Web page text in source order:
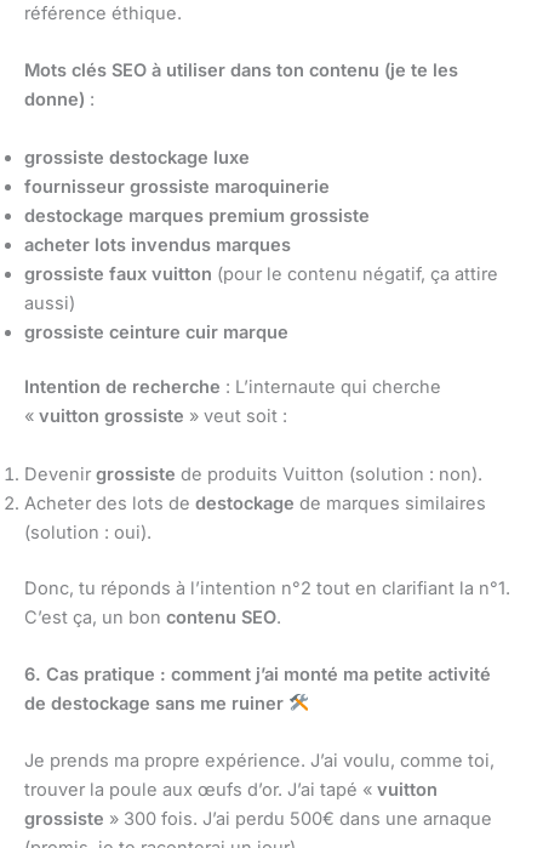
référence éthique.
Mots clés SEO à utiliser dans ton contenu (je te les
donne) :
grossiste destockage luxe
fournisseur grossiste maroquinerie
destockage marques premium grossiste
acheter lots invendus marques
grossiste faux vuitton (pour le contenu négatif, ça attire
aussi)
grossiste ceinture cuir marque
Intention de recherche : L’internaute qui cherche
« vuitton grossiste » veut soit :
Devenir grossiste de produits Vuitton (solution : non).
Acheter des lots de destockage de marques similaires
(solution : oui).
Donc, tu réponds à l’intention n°2 tout en clarifiant la n°1.
C’est ça, un bon contenu SEO.
6. Cas pratique : comment j’ai monté ma petite activité
de destockage sans me ruiner
Je prends ma propre expérience. J’ai voulu, comme toi,
trouver la poule aux œufs d’or. J’ai tapé « vuitton
grossiste » 300 fois. J’ai perdu 500€ dans une arnaque